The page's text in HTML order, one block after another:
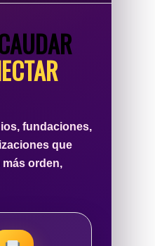
fundaciones,
que
orden,